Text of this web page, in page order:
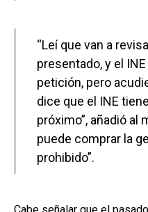
“Leí que van a
presentado, y el
petición, pero
dice que el INE
próximo”, añadió al
puede comprar la
prohibido”.